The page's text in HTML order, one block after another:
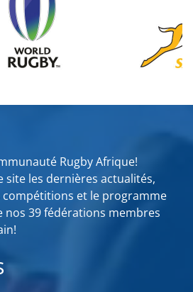
Rugby Afrique!
site les dernières actualités,
et le programme
nos 39 fédérations membres